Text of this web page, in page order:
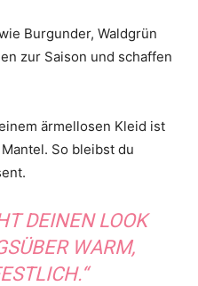
Burgunder, Waldgrün
zur Saison und schaffen
ärmellosen Kleid ist
So bleibst du
DEINEN LOOK
WARM,